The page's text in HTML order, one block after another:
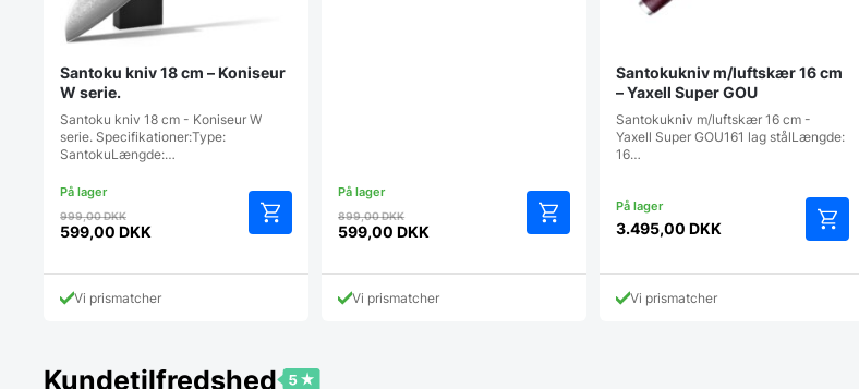
Santoku kniv 18 cm – Koniseur
W serie.
Santoku kniv 18 cm - Koniseur W
serie. Specifikationer:Type:
SantokuLængde:…
999,00DKKDen
oprindelige
var:
999,00 DKK.
599,00 DKK
aktuelle
pris
er:Vi prismatcher
899,00DKKDen
oprindelige
var:
899,00 DKK.
599,00DKK
aktuelle
pris
er:Vi prismatcher
Santokukniv m/luftskær 16 cm
– Yaxell Super GOU
Santokukniv m/luftskær 16 cm -
Yaxell Super GOU161 lag stålLængde:
16…
3.495,00 DKK
Vi prismatcher
Kundetilfredshed